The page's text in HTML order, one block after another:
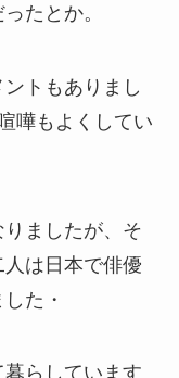
たとか。
トもありまし
嘩もよくしてい
ましたが、そ
は日本で俳優
た・
らしています